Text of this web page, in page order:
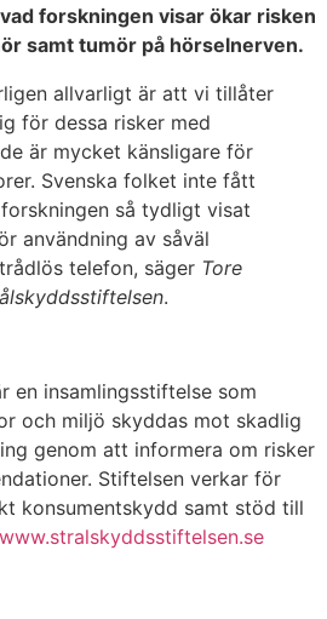
forskningen visar ökar risken
samt tumör på hörselnerven.
allvarligt är att vi tillåter
för dessa risker med
är mycket känsligare för
Svenska folket inte fått
så tydligt visat
användning av såväl
telefon, säger Tore
.
en insamlingsstiftelse som
och miljö skyddas mot skadlig
genom att informera om risker
Stiftelsen verkar för
konsumentskydd samt stöd till
www.stralskyddsstiftelsen.se